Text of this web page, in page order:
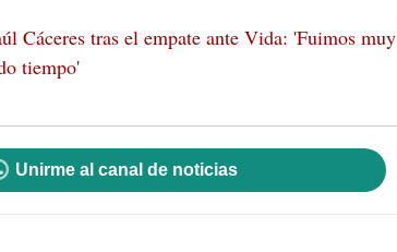
Cáceres tras el empate ante Vida: 'Fuimos muy
tiempo'
Unirme al canal de noticias